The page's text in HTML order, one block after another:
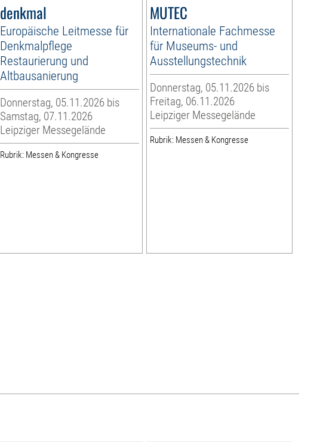
denkmal
Europäische Leitmesse für
Denkmalpflege
Restaurierung und
Altbausanierung
Donnerstag, 05.11.2026 bis
Samstag, 07.11.2026
Leipziger Messegelände
Rubrik: Messen & Kongresse
MUTEC
Internationale Fachmesse
für Museums- und
Ausstellungstechnik
Donnerstag, 05.11.2026 bis
Freitag, 06.11.2026
Leipziger Messegelände
Rubrik: Messen & Kongresse